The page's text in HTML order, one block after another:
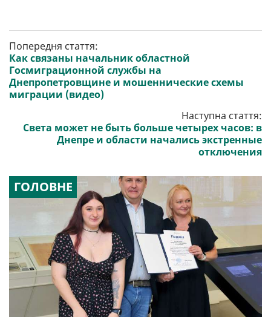
Попередня стаття:
Как связаны начальник областной
Госмиграционной службы на
Днепропетровщине и мошеннические схемы
миграции (видео)
Наступна стаття:
Света может не быть больше четырех часов: в
Днепре и области начались экстренные
отключения
ГОЛОВНЕ